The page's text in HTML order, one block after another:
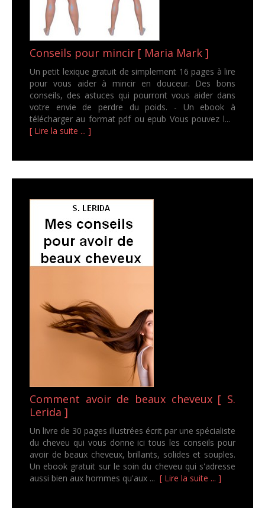
Conseils pour mincir [ Maria Mark ]
Un petit lexique gratuit de simplement 16 pages à lire
pour vous aider à mincir en douceur. Des bons
conseils, des astuces qui pourront vous aider dans
votre envie de perdre du poids. - Un ebook à
télécharger au format pdf ou epub Vous pouvez l...
[ Lire la suite ... ]
Comment avoir de beaux cheveux [ S.
Lerida ]
Un livre de 30 pages illustrées écrit par une spécialiste
du cheveu qui vous donne ici tous les conseils pour
avoir de beaux cheveux, brillants, solides et souples.
Un ebook gratuit sur le soin du cheveu qui s'adresse
aussi bien aux hommes qu'aux ... [ Lire la suite ... ]